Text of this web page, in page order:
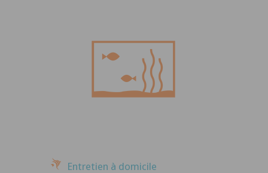
Entretien à domicile